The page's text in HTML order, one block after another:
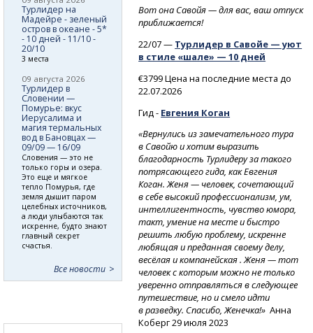
Вот она Савойя — для вас, ваш отпуск
приближается!
22/07 — Турлидер в Савойе — уют
в стиле «шале» — 10 дней
€3799 Цена на последние места до
22.07.2026
Гид - Евгения Коган
«Вернулись из замечательного тура
в Савойю и хотим выразить
благодарность Турлидеру за такого
потрясающего гида, как Евгения
Коган. Женя — человек, сочетающий
в себе высокий профессионализм, ум,
интеллигентность, чувство юмора,
такт, умение на месте и быстро
решить любую проблему, искренне
любящая и преданная своему делу,
весёлая и компанейская . Женя — тот
человек с которым можно не только
уверенно отправляться в следующее
путешествие, но и смело идти
в разведку. Спасибо, Женечка!» Анна
Коберг 29 июля 2023
Турлидер на
Мадейре - зеленый
остров в океане - 5*
- 10 дней - 11/10 -
20/10
3 места
09 августа 2026
Турлидер в
Словении —
Помурье: вкус
Иерусалима и
магия термальных
вод в Бановцах —
09/09 — 16/09
Словения — это не
только горы и озера.
Это еще и мягкое
тепло Помурья, где
земля дышит паром
целебных источников,
а люди улыбаются так
искренне, будто знают
главный секрет
счастья.
Все новости